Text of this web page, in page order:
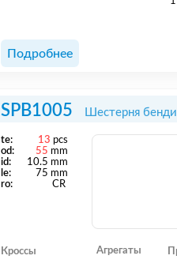
Подробнее
SPB1005 Шестерня
te: 13 pcs
od:
55 mm
id:
10.5 mm
le:
75 mm
ro:
CR
Кроссы Агрегаты